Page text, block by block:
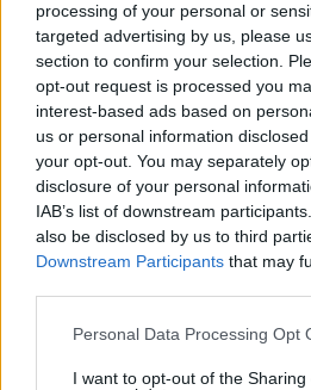
processing of your personal or
targeted advertising by us, please
section to confirm your selection.
opt-out request is processed you
interest-based ads based on
us or personal information
your opt-out. You may separately
disclosure of your personal
IAB’s list of downstream
also be disclosed by us to third
Downstream Participants that may
Please note that this website/app
not limited to your visit or usage
Personal Data Processing Opt
I want to opt-out of the Sharing
Forrai Ildikó:
ésszerűség
Forrai Ildikó 2019. december 13.
Sportolni érdemes, azonban
a motiváción. Miért csináljuk
győzni a másikat? Csupán a
megjelenésünket akarjuk
akarunk lenni? Mindegyik
azonban ezek között lehet
pótcselekvésre utal. Csak egy…